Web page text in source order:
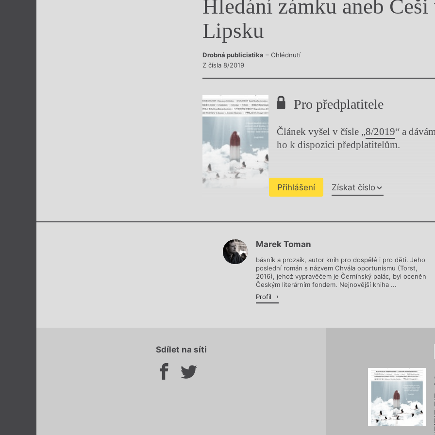
Výroční cenyHledání zámku aneb Češi
Lipsku
Drobná publicistika – Ohlédnutí
Z čísla 8/2019
Pro předplatitele
Článek vyšel v čísle „8/2019“ a
ho k dispozici předplatitelům.
Přihlášení Získat číslo
Chviličku.
Marek Toman
básník a prozaik, autor knih pro dospělé i pro děti. Jeho
poslední román s názvem Chvála oportunismu (Torst,
2016), jehož vypravěčem je Černínský palác, byl oceněn
Českým literárním fondem. Nejnovější kniha ...
Profil
Sdílet na síti